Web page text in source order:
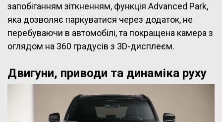
запобіганням зіткненням, функція Advanced Park,
яка дозволяє паркуватися через додаток, не
перебуваючи в автомобілі, та покращена камера з
оглядом на 360 градусів з 3D-дисплеєм.
Двигуни, приводи та динаміка руху